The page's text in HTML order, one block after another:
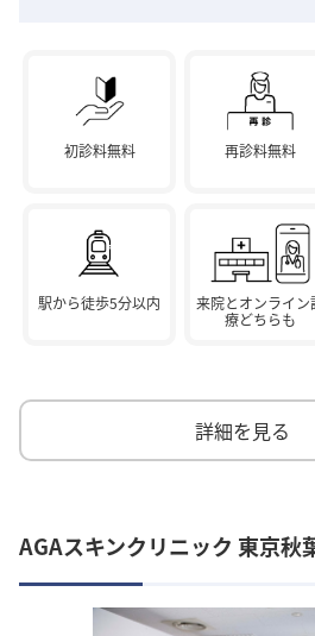
初診料無料 再診料無料
駅から徒歩5分以内
来院とオンライン
療どちらも
詳細を見る
AGAスキンクリニック 東京秋